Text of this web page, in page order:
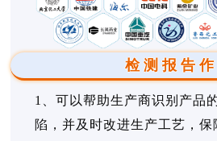
检测报告作
1、可以帮助生产商识别产品
陷，并及时改进生产工艺，